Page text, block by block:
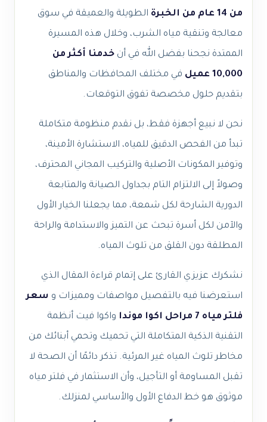
من 14 عام من الخبرة
الطويلة والعميقة في سوق
معالجة وتنقية مياه الشرب، وخلال هذه المسيرة
الممتدة نجحنا بفضل الله في أن خدمنا أكثر من
10,000 عميل
في مختلف المحافظات والمناطق
بتقديم حلول مخصصة تفوق التوقعات.
نحن لا نبيع أجهزة فقط، بل نقدم منظومة متكاملة
تبدأ من الفحص الدقيق للمياه، الاستشارة الأمينة،
وتوفير المكونات الأصلية والتركيب المجاني المحترف،
وصولاً إلى الالتزام التام بجداول الصيانة والمتابعة
الدورية الشارحة لكل شمعة، مما يجعلنا الخيار الأول
والآمن لكل أسرة تبحث عن التميز والاستدامة والراحة
المطلقة دون القلق من تلوث المياه.
نشكرك عزيزي القارئ على إتمام قراءة المقال الذي
استعرضنا فيه بالتفصيل مواصفات ومميزات و سعر
فلتر مياه 7 مراحل اكوا موندا
واكوا فيت أنظمة
التقنية الذكية المتكاملة التي تحميك وتحمي أبنائك من
مخاطر تلوث المياه غير المرئية. تذكر دائمًا أن الصحة لا
تقبل المساومة أو التأجيل، وأن الاستثمار في فلتر مياه
موثوق هو خط الدفاع الأول والأساسي لمنزلك.